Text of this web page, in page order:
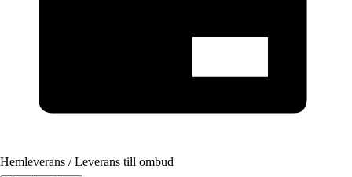
Hemleverans / Leverans till ombud